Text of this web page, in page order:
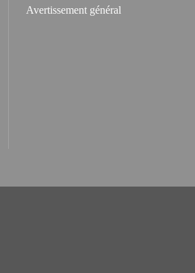
Avertissement général